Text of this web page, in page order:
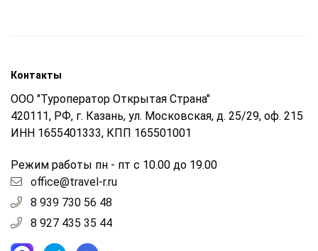
Контакты
ООО "Туроператор Открытая Страна"
420111, РФ, г. Казань, ул. Московская, д. 25/29, оф. 215
ИНН 1655401333, КПП 165501001
Режим работы пн - пт с 10.00 до 19.00
office@travel-r.ru
8 939 730 56 48
8 927 435 35 44